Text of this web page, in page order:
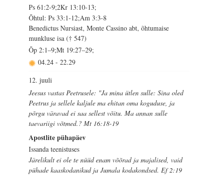
Ps 61:2-9;2Kr 13:10-13;
Õhtul: Ps 33:1-12;Am 3:3-8
Benedictus Nursiast, Monte Cassino abt, õhtumaise
munkluse isa († 547)
Õp 2:1–9;Mt 19:27–29;
04.24 - 22.29
12. juuli
Jeesus vastas Peetrusele: "Ja mina ütlen sulle: Sina oled
Peetrus ja sellele kaljule ma ehitan oma koguduse, ja
põrgu väravad ei saa sellest võitu. Ma annan sulle
taevariigi võtmed.? Mt 16:18-19
Apostlite pühapäev
Issanda teenistuses
Järelikult ei ole te nüüd enam võõrad ja majalised, vaid
pühade kaaskodanikud ja Jumala kodakondsed. Ef 2:19